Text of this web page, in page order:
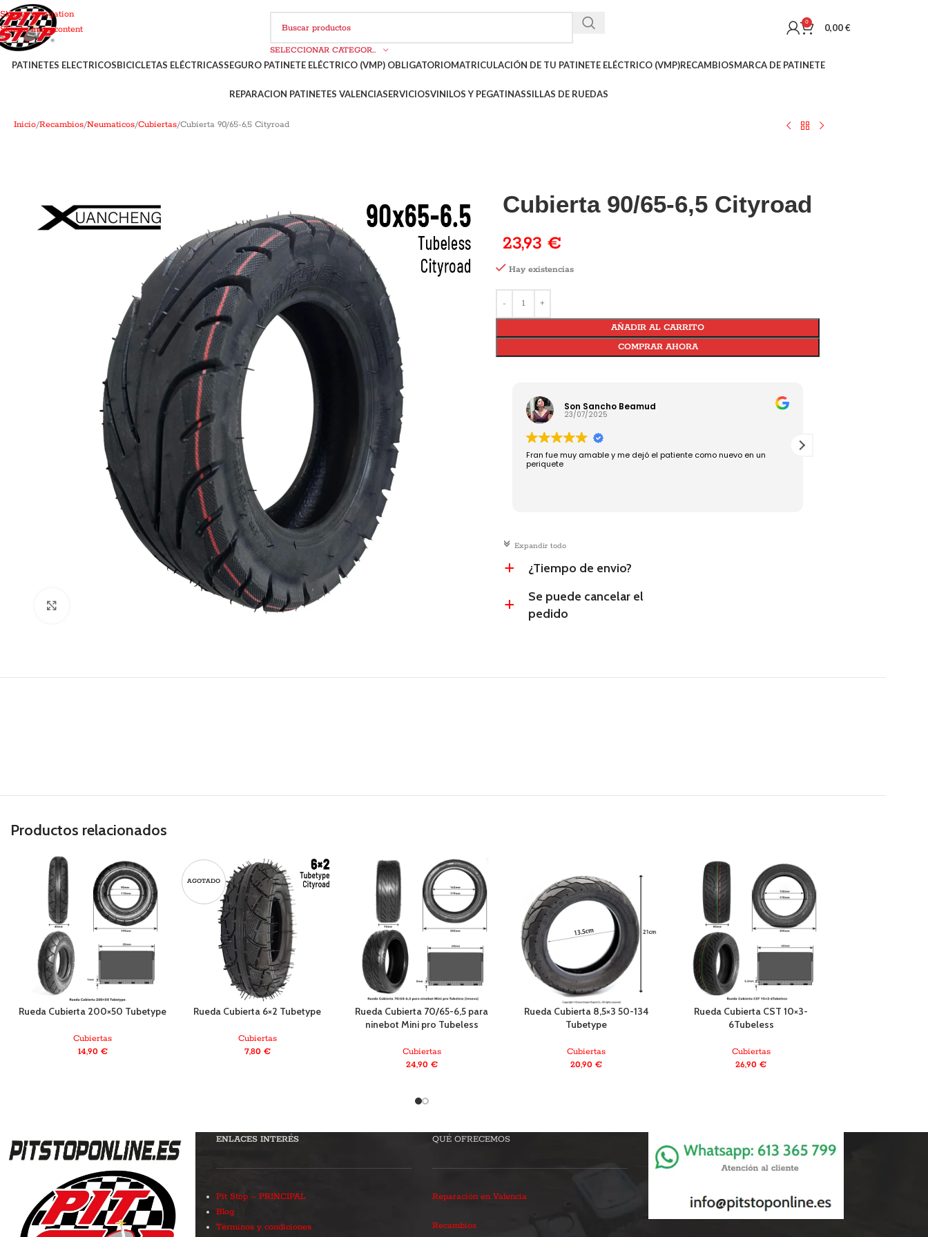
Skip to navigation
Skip to main content
SELECCIONAR CATEGORÍA
0 0,00€
PATINETES ELECTRICOSBICICLETAS ELÉCTRICASSEGURO PATINETE ELÉCTRICO (VMP) OBLIGATORIOMATRICULACIÓN DE TU PATINETE ELÉCTRICO (VMP)RECAMBIOSMARCA DE PATINETE
REPARACION PATINETES VALENCIASERVICIOSVINILOS Y PEGATINASSILLAS DE RUEDAS
Inicio Recambios Neumaticos Cubiertas Cubierta 90/65-6,5 Cityroad
Cubierta 90/65-6,5 Cityroad
23,93€
Son Sancho Beamud
23/07/2025
Fran fue muy amable y me dejó el patiente como nuevo en un
periquete
c Expandir todo
a ¿Tiempo de envio?
a
Se puede cancelar el
pedido
Hay existencias
AÑADIR AL CARRITO
COMPRAR AHORA
Productos relacionados
Rueda Cubierta 200×50 Tubetype
Cubiertas
14,90 €
AGOTADO
Rueda Cubierta 6×2 Tubetype
Cubiertas
7,80 €
Rueda Cubierta 70/65-6,5 para
ninebot Mini pro Tubeless
Cubiertas
24,90 €
Rueda Cubierta 8,5×3 50-134
Tubetype
Cubiertas
20,90€
Rueda Cubierta CST 10×3-
6Tubeless
Cubiertas
26,90€
ENLACES INTERÉS
Pit Stop – PRINCIPAL
Blog
Términos y condiciones
QUÉ OFRECEMOS
Reparación en Valencia
Recambios